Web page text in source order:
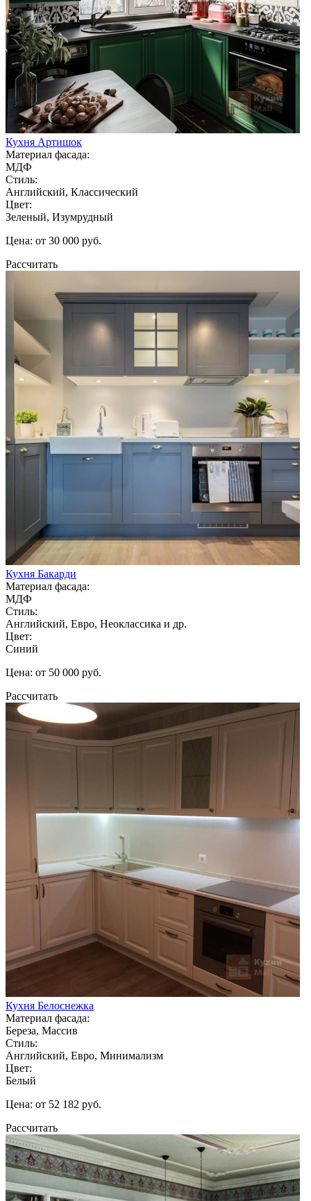
Кухня Артишок
Материал фасада:
МДФ
Стиль:
Английский, Классический
Цвет:
Зеленый, Изумрудный
Цена: от 30 000 руб.
Рассчитать
Кухня Бакарди
Материал фасада:
МДФ
Стиль:
Английский, Евро, Неоклассика и др.
Цвет:
Синий
Цена: от 50 000 руб.
Рассчитать
Кухня Белоснежка
Материал фасада:
Береза, Массив
Стиль:
Английский, Евро, Минимализм
Цвет:
Белый
Цена: от 52 182 руб.
Рассчитать